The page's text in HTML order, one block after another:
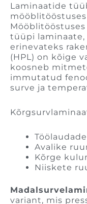
Laminaatide
mööblitööstuses
tüüpi
erinevateks
(HPL) on kõige
koosneb
immutatud
surve ja
Avalike
Kõrge
Niiskete
variant, mis